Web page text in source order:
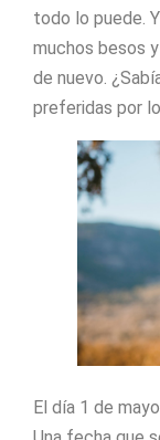
todo lo puede.
muchos besos
de nuevo.
preferidas por
El día 1 de